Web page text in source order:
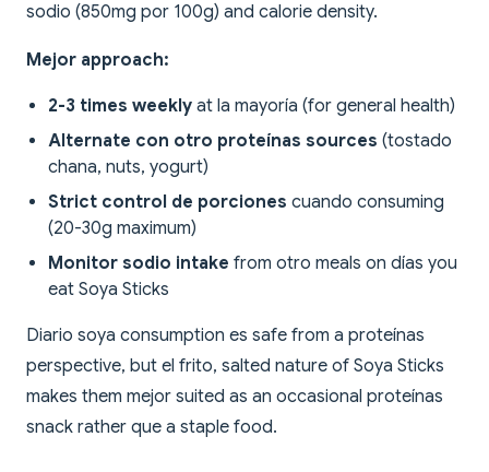
sodio (850mg por 100g) and calorie density.
Mejor approach:
2-3 times weekly at la mayoría (for general health)
Alternate con otro proteínas sources (tostado
chana, nuts, yogurt)
Strict control de porciones cuando consuming
(20-30g maximum)
Monitor sodio intake from otro meals on días you
eat Soya Sticks
Diario soya consumption es safe from a proteínas
perspective, but el frito, salted nature of Soya Sticks
makes them mejor suited as an occasional proteínas
snack rather que a staple food.